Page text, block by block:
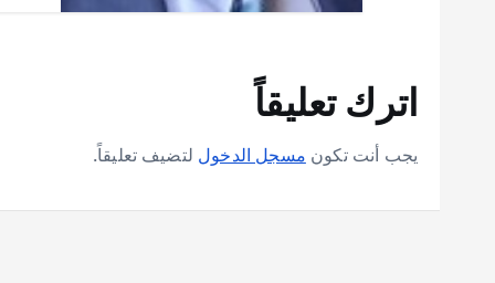
اترك تعليقاً
يجب أنت تكون مسجل الدخول لتضيف تعليقاً.